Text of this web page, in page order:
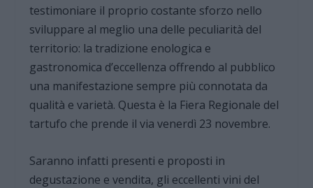
testimoniare il proprio costante sforzo nello
sviluppare al meglio una delle peculiarità del
territorio: la tradizione enologica e
gastronomica d’eccellenza offrendo al pubblico
una manifestazione sempre più connotata da
qualità e varietà. Questa è la Fiera Regionale del
tartufo che prende il via venerdì 23 novembre.
Saranno infatti presenti e proposti in
degustazione e vendita, gli eccellenti vini del